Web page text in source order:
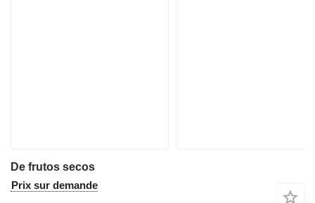
De frutos secos
Prix sur demande